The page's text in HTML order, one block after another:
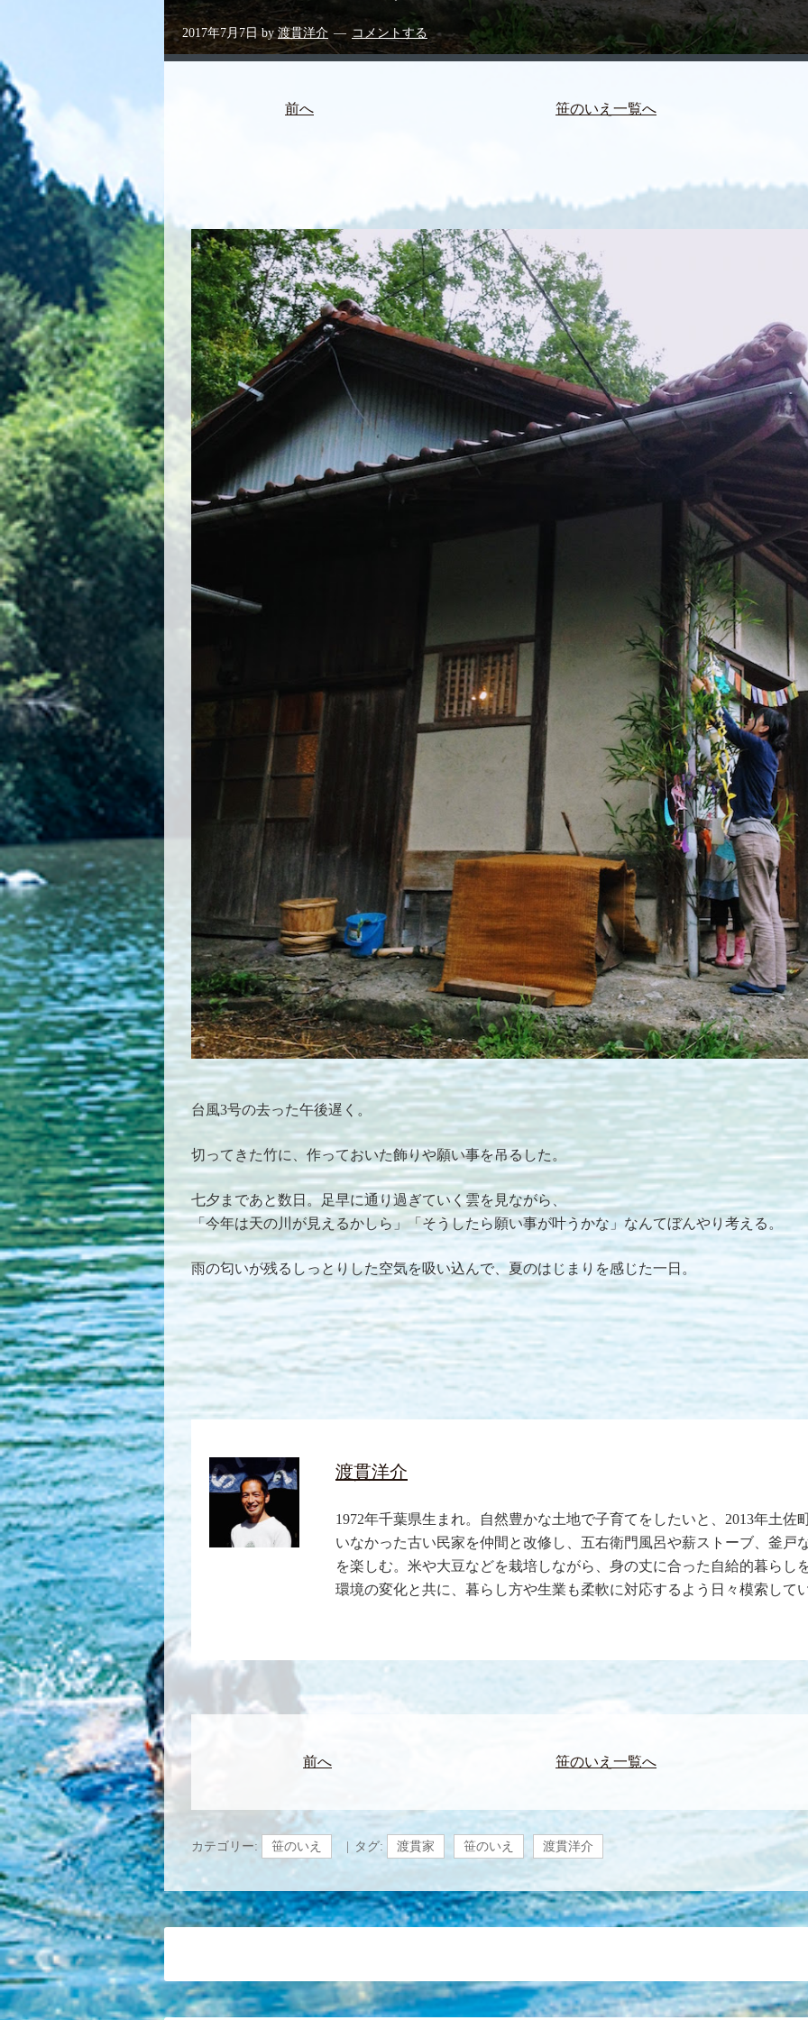
2017年7月7日 by 渡貫洋介 コメントする
前へ 笹のいえ一覧へ
台風3号の去った午後遅く。
切ってきた竹に、作っておいた飾りや願い事を吊るした。
七夕まであと数日。足早に通り過ぎていく雲を見ながら、
「今年は天の川が見えるかしら」「そうしたら願い事が叶うかな」なんてぼんやり考える。
雨の匂いが残るしっとりした空気を吸い込んで、夏のはじまりを感じた一日。
渡貫洋介
1972年千葉県生まれ。自然豊かな土地で子育てをしたいと、2013年土佐
いなかった古い民家を仲間と改修し、五右衛門風呂や薪ストーブ、釜戸
を楽しむ。米や大豆などを栽培しながら、身の丈に合った自給的暮らし
環境の変化と共に、暮らし方や生業も柔軟に対応するよう日々模索して
前へ 笹のいえ一覧へ
カテゴリー: 笹のいえ タグ: 渡貫家 笹のいえ 渡貫洋介